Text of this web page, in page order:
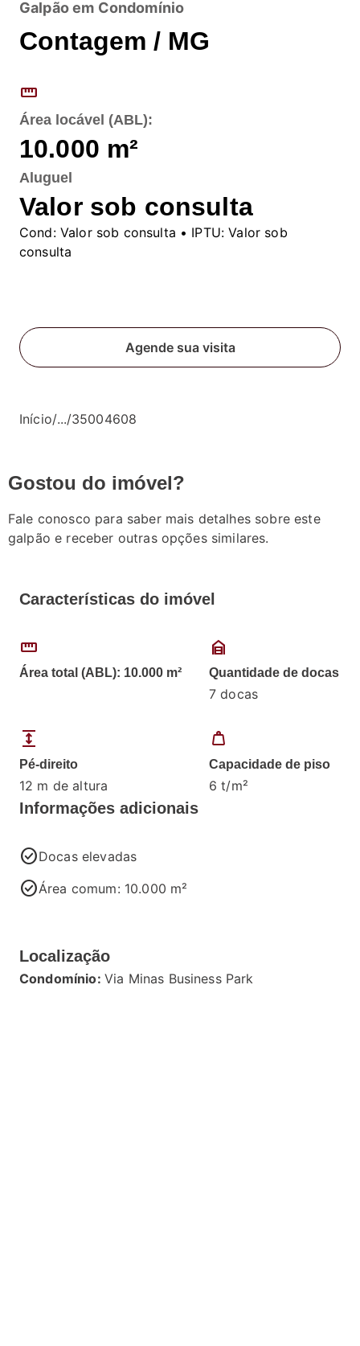
Galpão em Condomínio
Contagem / MG
straighten
Área locável (ABL):
10.000 m²
Aluguel
Valor sob consulta
Cond:Valor sob consulta • IPTU: Valor sob
consulta
Agende sua visita
Início/.../35004608
Gostou do imóvel?
Fale conosco para saber mais detalhes sobre este
galpão e receber outras opções similares.
Características do imóvel
straighten
Área total (ABL): 10.000 m²
garage_home
Quantidade de docas
7 docas
expand
Pé-direito
12 m de altura
weight
Capacidade de piso
6 t/m²
Informações adicionais
check_circleDocas elevadas
check_circleÁrea comum: 10.000 m²
Localização
Condomínio: Via Minas Business Park